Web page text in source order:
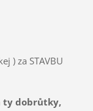
) za STAVBU
ty dobrůtky,